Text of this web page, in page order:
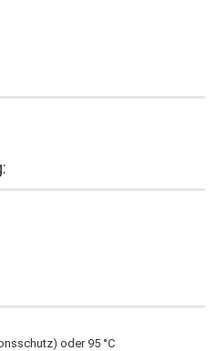
oder 95 °C